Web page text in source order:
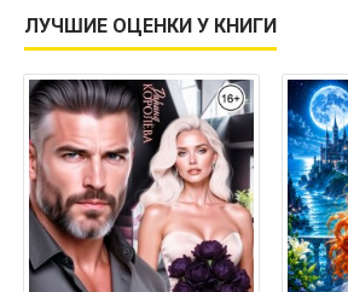
ЛУЧШИЕ ОЦЕНКИ У КНИГИ